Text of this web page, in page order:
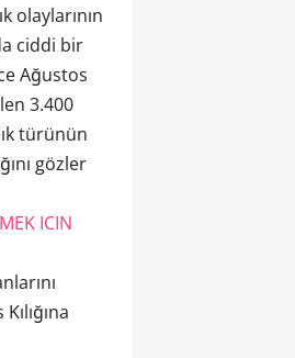
olaylarının
ciddi bir
Ağustos
3.400
türünün
gözler
ICIN